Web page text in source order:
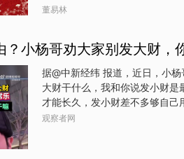
人：鸡牛：综合运势：生肖牛的
东方不宜。旺运宝贝：金、银旺
今天整体运势多有不利，犯小人
方面多加慎重。财运：财星受
健康：注意肝脏和神经方面的维
方出行；西南方不宜。旺运宝贝
董易林
？小杨哥劝大家别发大财，
据@中新经纬 报道，近日，小
大财干什么，我和你说发小财
才能长久，发小财差不多够自己
就这一辈子！我现在要是去买个
观察者网